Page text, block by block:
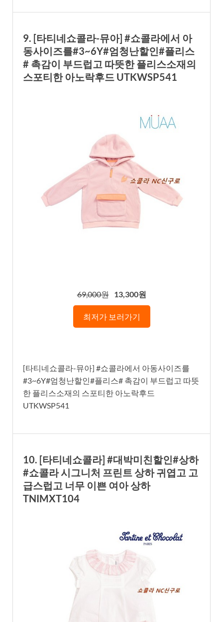
9. [타티네쇼콜라-뮤아] #쇼콜라에서 아
동사이즈를#3~6Y#엄청난할인#플리스
# 촉감이 부드럽고 따뜻한 플리스소재의
스포티한 아노락후드 UTKWSP541
69,000원 13,300원
최저가 보러가기
[타티네쇼콜라-뮤아] #쇼콜라에서 아동사이즈를
#3~6Y#엄청난할인#플리스# 촉감이 부드럽고 따뜻
한 플리스소재의 스포티한 아노락후드
UTKWSP541
10. [타티네쇼콜라] #대박미친할인#상하
#쇼콜라 시그니처 프린트 상하 귀엽고 고
급스럽고 너무 이쁜 여아 상하
TNIMXT104